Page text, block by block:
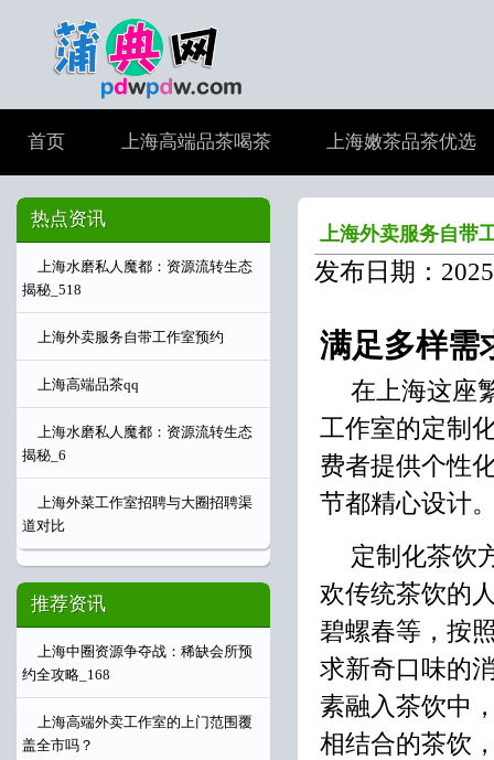
首页 上海高端品茶喝茶 上海嫩茶品茶优选
上海外卖服务自带
发布日期：
满足多样需
在上海这座
工作室的定制
费者提供个性
节都精心设计
定制化茶饮
欢传统茶饮的
碧螺春等，按
求新奇口味的
素融入茶饮中
相结合的茶饮
热点资讯
上海水磨私人魔都：资源流转生态
揭秘_518
上海外卖服务自带工作室预约
上海高端品茶qq
上海水磨私人魔都：资源流转生态
揭秘_6
上海外菜工作室招聘与大圈招聘渠
道对比
推荐资讯
上海中圈资源争夺战：稀缺会所预
约全攻略_168
上海高端外卖工作室的上门范围覆
盖全市吗？